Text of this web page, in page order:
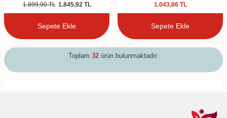
1.899,90TL 1.845,92TL
Sepete Ekle
1.043,86TL
Sepete Ekle
Toplam 32 ürün bulunmaktadır.